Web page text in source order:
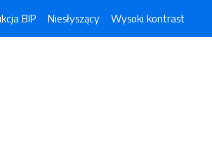
BIP Niesłyszący Wysoki kontrast